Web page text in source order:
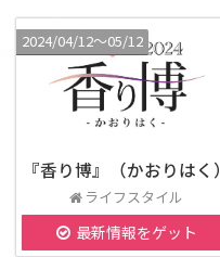
2024/04/12〜05/12
『香り博』（かおりはく）
ライフスタイル
最新情報をゲット